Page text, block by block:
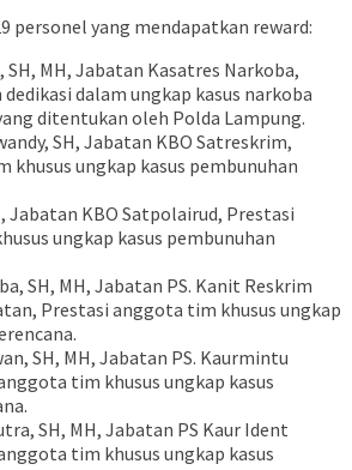
personel yang mendapatkan reward:
SH, MH, Jabatan Kasatres Narkoba,
dalam ungkap kasus narkoba
ditentukan oleh Polda Lampung.
SH, Jabatan KBO Satreskrim,
khusus ungkap kasus pembunuhan
Jabatan KBO Satpolairud, Prestasi
ungkap kasus pembunuhan
SH, MH, Jabatan PS. Kanit Reskrim
Prestasi anggota tim khusus ungkap
SH, MH, Jabatan PS. Kaurmintu
tim khusus ungkap kasus
SH, MH, Jabatan PS Kaur Ident
tim khusus ungkap kasus